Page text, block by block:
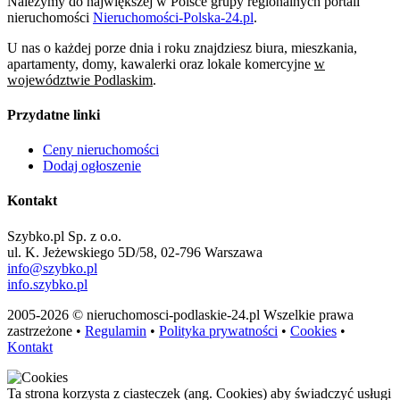
nieruchomości Nieruchomości-Polska-24.pl.
U nas o każdej porze dnia i roku znajdziesz biura, mieszkania,
apartamenty, domy, kawalerki oraz lokale komercyjne w
województwie Podlaskim.
Przydatne linki
Ceny nieruchomości
Dodaj ogłoszenie
Kontakt
Szybko.pl Sp. z o.o.
ul. K. Jeżewskiego 5D/58, 02-796 Warszawa
info@szybko.pl
info.szybko.pl
2005-2026 © nieruchomosci-podlaskie-24.pl Wszelkie prawa
zastrzeżone • Regulamin • Polityka prywatności • Cookies •
Kontakt
Ta strona korzysta z ciasteczek (ang. Cookies) aby świadczyć usługi